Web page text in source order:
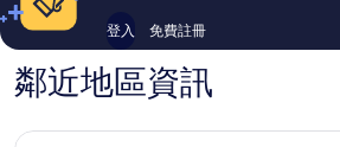
登入 免費註冊
鄰近地區資訊